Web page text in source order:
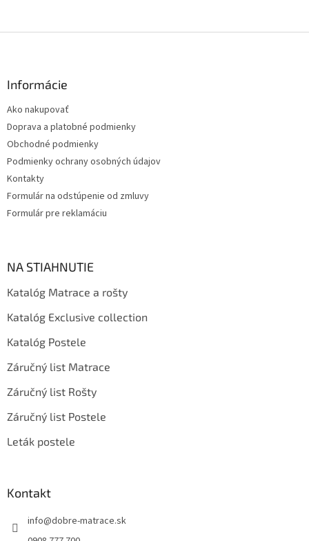
Informácie
Ako nakupovať
Doprava a platobné podmienky
Obchodné podmienky
Podmienky ochrany osobných údajov
Kontakty
Formulár na odstúpenie od zmluvy
Formulár pre reklamáciu
NA STIAHNUTIE
Katalóg Matrace a rošty
Katalóg Exclusive collection
Katalóg Postele
Záručný list Matrace
Záručný list Rošty
Záručný list Postele
Leták postele
Kontakt
info@dobre-matrace.sk